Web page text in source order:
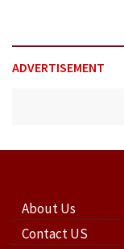
ADVERTISEMENT
About Us
Contact US